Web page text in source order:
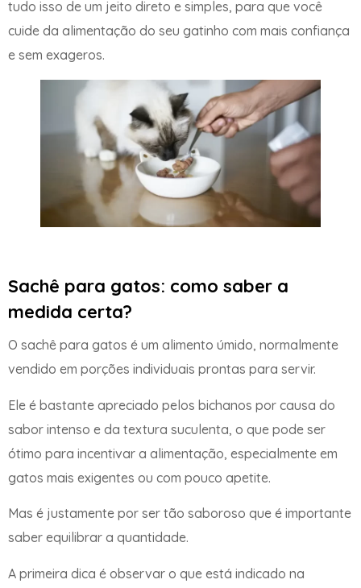
tudo isso de um jeito direto e simples, para que você
cuide da alimentação do seu gatinho com mais confiança
e sem exageros.
Sachê para gatos: como saber a
medida certa?
O sachê para gatos é um alimento úmido, normalmente
vendido em porções individuais prontas para servir.
Ele é bastante apreciado pelos bichanos por causa do
sabor intenso e da textura suculenta, o que pode ser
ótimo para incentivar a alimentação, especialmente em
gatos mais exigentes ou com pouco apetite.
Mas é justamente por ser tão saboroso que é importante
saber equilibrar a quantidade.
A primeira dica é observar o que está indicado na